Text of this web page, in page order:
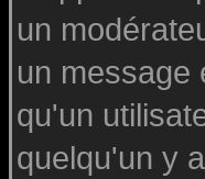
un
un message
qu'un
quelqu'un y